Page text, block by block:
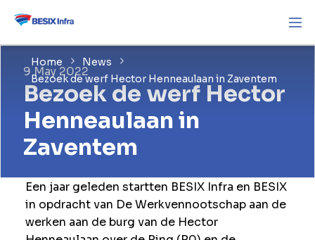
Home
News
Bezoek de werf Hector Henneaulaan in Zaventem
9 May 2022
Bezoek de werf Hector
Henneaulaan in
Zaventem
Een jaar geleden startten BESIX Infra en BESIX
in opdracht van De Werkvennootschap aan de
werken aan de burg van de Hector